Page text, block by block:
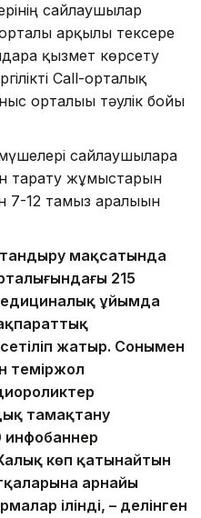
сайлаушылар
порталы арқылы тексере
қызмет көрсету
Call-орталық
орталығы тәулік бойы
сайлаушыларға
тарату жұмыстарын
7-12 тамыз аралығын
мақсатында
215
ұйымда
жатыр. Сонымен
теміржол
тамақтану
көп қатынайтын
арнайы
ілінді, – делінген